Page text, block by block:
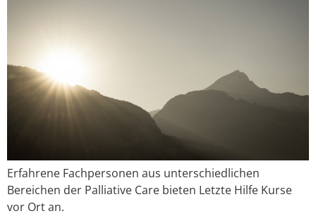
Erfahrene Fachpersonen aus unterschiedlichen
Bereichen der Palliative Care bieten Letzte Hilfe Kurse
vor Ort an.